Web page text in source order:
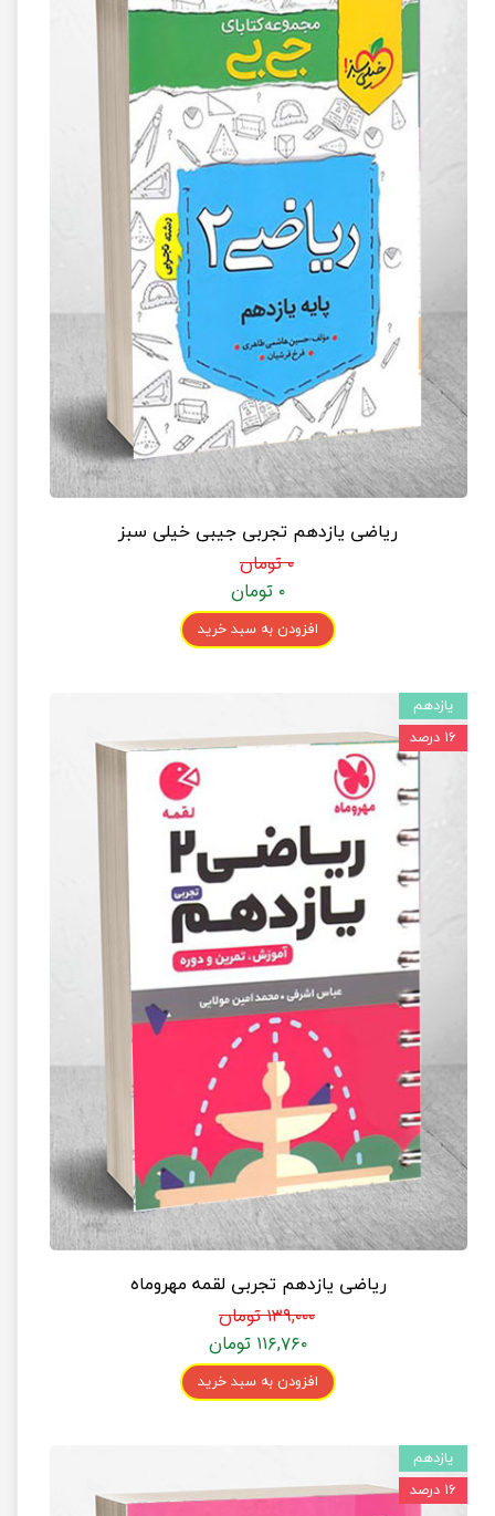
ریاضی یازدهم تجربی جیبی خیلی سبز
۰ تومان
۰ تومان
افزودن به سبد خرید
ریاضی یازدهم تجربی لقمه مهروماه
۱۳۹,۰۰۰ تومان
۱۱۶,۷۶۰ تومان
افزودن به سبد خرید
یازدهم
۱۶ درصد
یازدهم
۱۶ درصد